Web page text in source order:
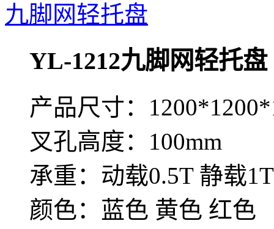
九脚网轻托盘
YL-1212九脚网轻托盘
产品尺寸：
叉孔高度：100mm
承重：动载0.5T 静载1T
颜色：蓝色 黄色 红色